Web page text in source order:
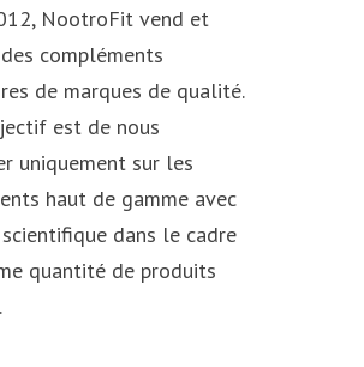
NootroFit vend et
compléments
de marques de qualité.
est de nous
uniquement sur les
haut de gamme avec
scientifique dans le cadre
quantité de produits